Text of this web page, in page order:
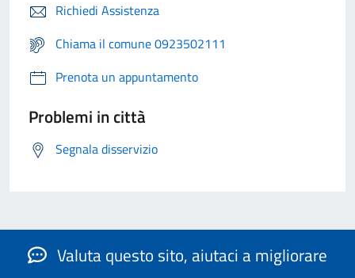
Richiedi Assistenza
Chiama il comune 0923502111
Prenota un appuntamento
Problemi in città
Segnala disservizio
Valuta questo sito, aiutaci a migliorare